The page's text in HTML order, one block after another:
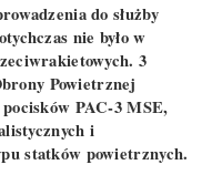
do służby
nie było w
3
Powietrznej
PAC-3 MSE,
i
statków powietrznych.